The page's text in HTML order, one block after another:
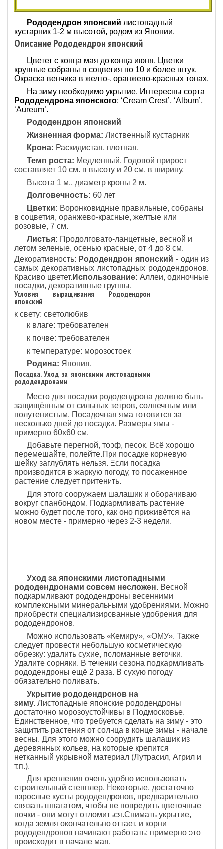
Рододендрон японский листопадный
кустарник 1-2 м высотой, родом из Японии.
Описание Рододендрон японский
Цветет с конца мая до конца июня. Цветки
крупные собраны в соцветия по 10 и более штук.
Окраска венчика в желто-, оранжево-красных тонах.
На зиму необходимо укрытие. Интересны сорта
Рододендрона японского: ‘Cream Crest’, ‘Album’,
‘Aureum’.
Рододендрон японский
Жизненная форма: Лиственный кустарник
Крона: Раскидистая, плотная.
Темп роста: Медленный. Годовой прирост
составляет 10 см. в высоту и 20 см. в ширину.
Высота 1 м., диаметр кроны 2 м.
Долговечность: 60 лет
Цветки: Воронковидные правильные, собраны
в соцветия, оранжево-красные, желтые или
розовые, 7 см.
Листья: Продолговато-ланцетные, весной и
летом зеленые, осенью красные, от 4 до 8 см.
Декоративность: Рододендрон японский - один из
самых декоративных листопадных рододендронов.
Красиво цветет. Использование: Аллеи, одиночные
посадки, декоративные группы.
Условия выращивания Рододендрон
японский
к свету: светолюбив
к влаге: требователен
к почве: требователен
к температуре: морозостоек
Родина: Япония.
Посадка. Уход за японскими листопадными
рододендронами
Место для посадки рододендрона должно быть
защищённым от сильных ветров, солнечным или
полутенистым. Посадочная яма готовится за
несколько дней до посадки. Размеры ямы -
примерно 60х60 см.
Добавьте перегной, торф, песок. Всё хорошо
перемешайте, полейте.При посадке корневую
шейку заглублять нельзя. Если посадка
производится в жаркую погоду, то посаженное
растение следует притенить.
Для этого сооружаем шалашик и оборачиваю
вокруг спанбондом. Подкармливать растение
можно будет после того, как оно приживётся на
новом месте - примерно через 2-3 недели.
Уход за японскими листопадными
рододендронами совсем несложен. Весной
подкармливают рододендроны весенними
комплексными минеральными удобрениями. Можно
приобрести специализированные удобрения для
рододендронов.
Можно использовать «Кемиру», «ОМУ». Также
следует провести небольшую косметическую
обрезку: удалить сухие, поломанные веточки.
Удалите сорняки. В течении сезона подкармливать
рододендроны ещё 2 раза. В сухую погоду
обязательно поливать.
Укрытие рододендронов на
зиму. Листопадные японские рододендроны
достаточно морозоустойчивы в Подмосковье.
Единственное, что требуется сделать на зиму - это
защитить растения от солнца в конце зимы - начале
весны. Для этого можно соорудить шалашик из
деревянных кольев, на которые крепится
нетканный укрывной материал (Лутрасил, Агрил и
т.п.).
Для крепления очень удобно использовать
строительный степплер. Некоторые, достаточно
взрослые кусты рододендронов, предварительно
связать шпагатом, чтобы не повредить цветочные
почки - они могут отломиться.Снимать укрытие,
когда земля окончательно оттает, и корни
рододендронов начинают работать; примерно это
происходит в начале мая.